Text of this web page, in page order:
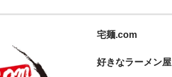
宅麺.com
好きなラーメン屋